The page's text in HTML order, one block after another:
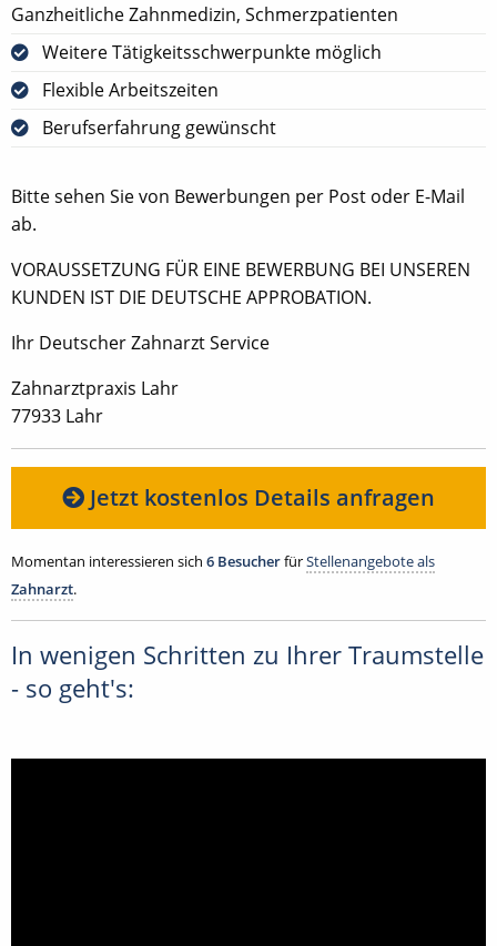
Ganzheitliche Zahnmedizin, Schmerzpatienten
Weitere Tätigkeitsschwerpunkte möglich
Flexible Arbeitszeiten
Berufserfahrung gewünscht
Bitte sehen Sie von Bewerbungen per Post oder E-Mail
ab.
VORAUSSETZUNG FÜR EINE BEWERBUNG BEI UNSEREN
KUNDEN IST DIE DEUTSCHE APPROBATION.
Ihr Deutscher Zahnarzt Service
Zahnarztpraxis Lahr
77933 Lahr
Jetzt kostenlos Details anfragen
Momentan interessieren sich 6 BesucherfürStellenangebote als
Zahnarzt.
In wenigen Schritten zu Ihrer Traumstelle
- so geht's: